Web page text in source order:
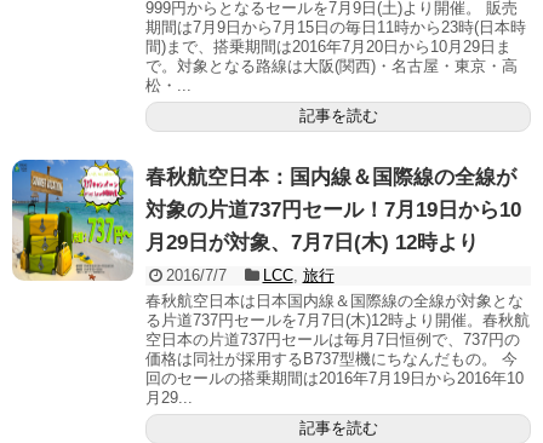
999円からとなるセールを7月9日(土)より開催。 販売
期間は7月9日から7月15日の毎日11時から23時(日本時
間)まで、搭乗期間は2016年7月20日から10月29日ま
で。対象となる路線は大阪(関西)・名古屋・東京・高
松・...
記事を読む
春秋航空日本：国内線＆国際線の全線が
対象の片道737円セール！7月19日から10
月29日が対象、7月7日(木) 12時より
2016/7/7 LCC, 旅行
春秋航空日本は日本国内線＆国際線の全線が対象とな
る片道737円セールを7月7日(木)12時より開催。春秋航
空日本の片道737円セールは毎月7日恒例で、737円の
価格は同社が採用するB737型機にちなんだもの。 今
回のセールの搭乗期間は2016年7月19日から2016年10
月29...
記事を読む